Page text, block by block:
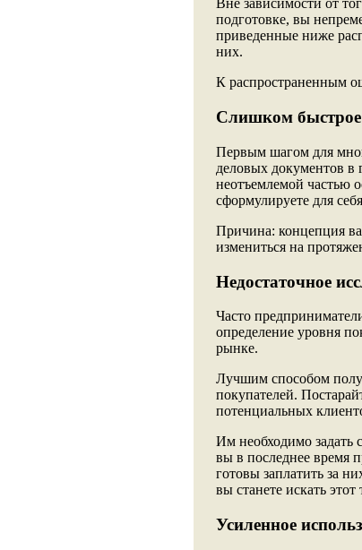
Вне зависимости от
подготовке, вы
приведенные ниже
них.
К распространенным
Слишком быстрое
Первым шагом для
деловых документов в
неотъемлемой частью
сформулируете для
Причина: концепция
измениться на
Недостаточное
Часто
определение уровня
рынке.
Лучшим способом
покупателей.
потенциальных
Им необходимо задать
вы в последнее время
готовы заплатить за
вы станете искать
Усиленное